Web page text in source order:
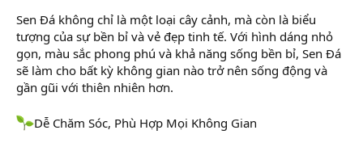
Sen Đá không chỉ là một loại cây cảnh, mà còn là biểu
tượng của sự bền bỉ và vẻ đẹp tinh tế. Với hình dáng nhỏ
gọn, màu sắc phong phú và khả năng sống bền bỉ, Sen Đá
sẽ làm cho bất kỳ không gian nào trở nên sống động và
gần gũi với thiên nhiên hơn.
Dễ Chăm Sóc, Phù Hợp Mọi Không Gian